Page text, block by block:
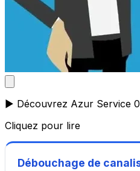
▶️ Découvrez Azur Service
Cliquez pour lire
Débouchage de